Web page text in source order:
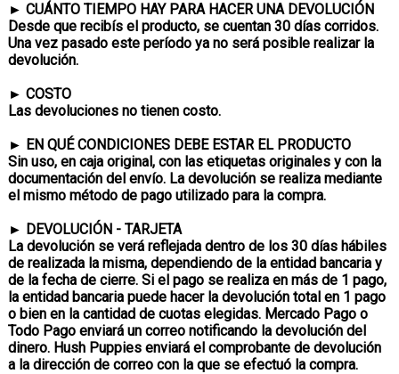
► CUÁNTO TIEMPO HAY PARA HACER UNA DEVOLUCIÓN
Desde que recibís el producto, se cuentan 30 días corridos.
Una vez pasado este período ya no será posible realizar la
devolución.
► COSTO
Las devoluciones no tienen costo.
► EN QUÉCONDICIONES DEBE ESTAR EL PRODUCTO
Sin uso, en caja original, con las etiquetas originales y con la
documentación del envío. La devolución se realiza mediante
el mismo método de pago utilizado para la compra.
► DEVOLUCIÓN - TARJETA
La devolución se verá reflejada dentro de los 30 días hábiles
de realizada la misma, dependiendo de la entidad bancaria y
de la fecha de cierre. Si el pago se realiza en más de 1 pago,
la entidad bancaria puede hacer la devolución total en 1 pago
o bien en la cantidad de cuotas elegidas. Mercado Pago o
Todo Pago enviará un correo notificando la devolución del
dinero. Hush Puppies enviará el comprobante de devolución
a la dirección de correo con la que se efectuó la compra.